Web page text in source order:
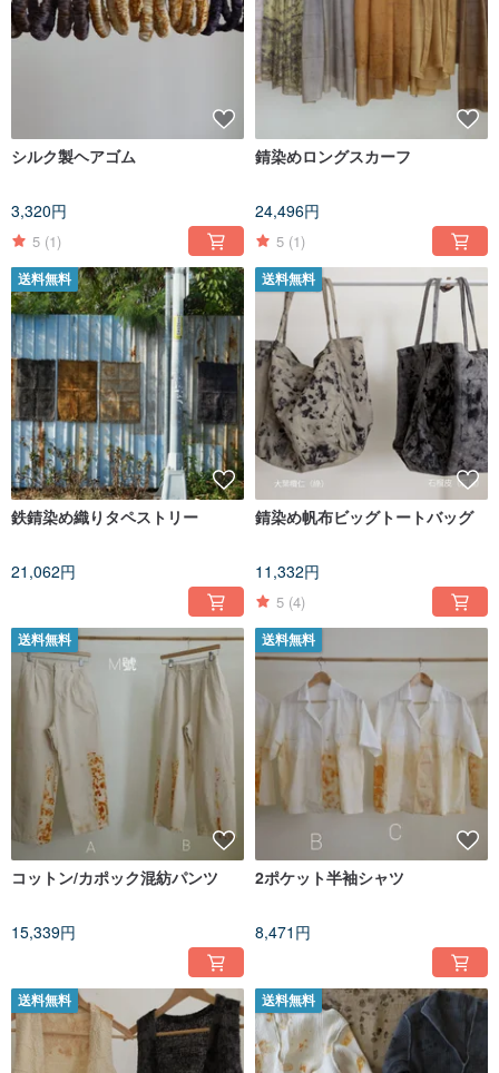
シルク製ヘアゴム
3,320円
5 (1)
錆染めロングスカーフ
24,496円
5 (1)
送料無料
鉄錆染め織りタペストリー
21,062円
送料無料
錆染め帆布ビッグトートバッグ
11,332円
5 (4)
送料無料
コットン/カポック混紡パンツ
15,339円
送料無料
2ポケット半袖シャツ
8,471円
送料無料 送料無料